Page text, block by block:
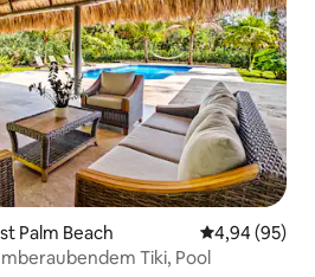
Palm Beach
4,94 (95)
Tiki, Pool